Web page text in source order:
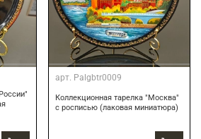
арт. Palgbtr0009
Коллекционная тарелка "Москва"
с росписью (лаковая миниатюра)